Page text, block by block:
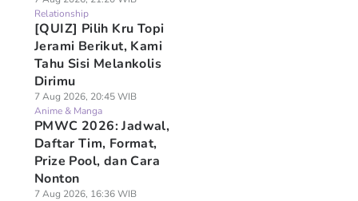
Relationship
[QUIZ] Pilih Kru Topi
Jerami Berikut, Kami
Tahu Sisi Melankolis
Dirimu
7 Aug 2026, 20:45 WIB
Anime & Manga
PMWC 2026: Jadwal,
Daftar Tim, Format,
Prize Pool, dan Cara
Nonton
7 Aug 2026, 16:36 WIB